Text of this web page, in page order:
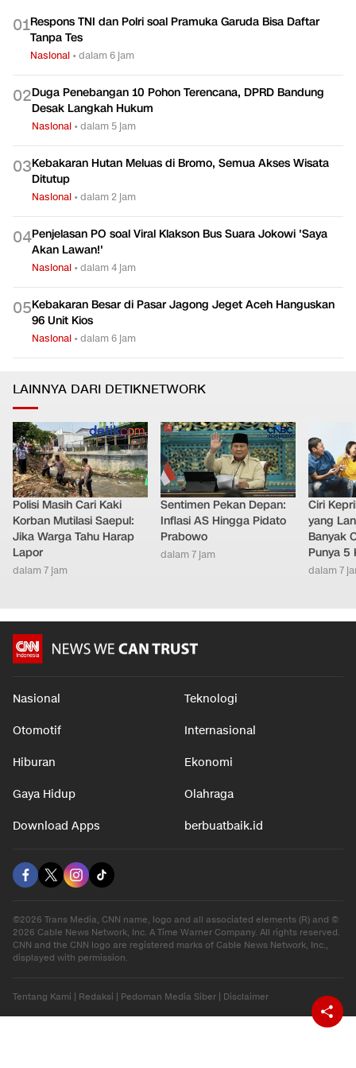
01Respons TNI dan Polri soal Pramuka Garuda Bisa Daftar
Tanpa Tes
Nasional •dalam 6 jam
02Duga Penebangan 10 Pohon Terencana, DPRD Bandung
Desak Langkah Hukum
Nasional •dalam 5 jam
03Kebakaran Hutan Meluas di Bromo, Semua Akses Wisata
Ditutup
Nasional •dalam 2 jam
04Penjelasan PO soal Viral Klakson Bus Suara Jokowi 'Saya
Akan Lawan!'
Nasional •dalam 4 jam
05Kebakaran Besar di Pasar Jagong Jeget Aceh Hanguskan
96 Unit Kios
Nasional •dalam 6 jam
LAINNYA DARI DETIKNETWORK
Polisi Masih Cari Kaki
Korban Mutilasi Saepul:
Jika Warga Tahu Harap
Lapor
dalam 7 jam
Sentimen Pekan Depan:
Inflasi AS Hingga Pidato
Prabowo
dalam 7 jam
Ciri
yang
Banyak
Punya 5
dalam 7
Nasional Teknologi
Otomotif Internasional
Hiburan Ekonomi
Gaya Hidup Olahraga
Download Apps berbuatbaik.id
©2026 Trans Media, CNN name, logo and all associated elements (R) and ©
2026 Cable News Network, Inc. A Time Warner Company. All rights reserved.
CNN and the CNN logo are registered marks of Cable News Network, Inc.,
displayed with permission.
Tentang Kami Redaksi Pedoman Media Siber Disclaimer